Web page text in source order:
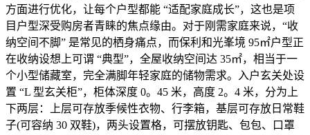
方面进行优化，让每个户型都能 “适配家庭成长”，这也是项
目户型深受购房者青睐的焦点缘由。对于刚需家庭来说，“收
纳空间不脚” 是常见的栖身痛点，而保利和光峯境 95㎡户型正
在收纳设想上可谓 “典型”，全屋收纳空间达 35㎡，相当于一
个小型储藏室，完全满脚年轻家庭的储物需求。入户玄关处设
置 “L 型玄关柜”，柜体深度 0。45 米，高度 2。4 米，分为上
下两层：上层可存放季候性衣物、行李箱，基层可存放日常鞋
子(可容纳 30 双鞋)，两头设置格，可摆放钥匙、包包、口罩